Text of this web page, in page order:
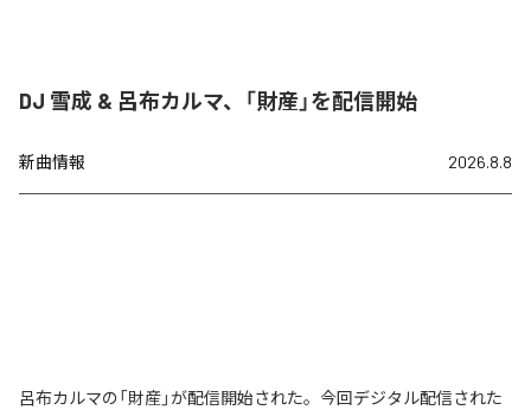
DJ 雪成 & 呂布カルマ、「財産」を配信開始
新曲情報 2026.8.8
呂布カルマの「財産」が配信開始された。今回デジタル配信された